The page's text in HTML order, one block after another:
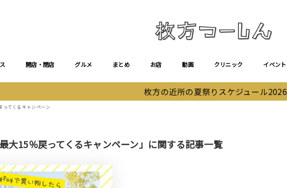
開店・閉店 グルメ まとめ お店 動画 クリニック イベント
枚方の近所の夏祭りスケジュール2026
ってくるキャンペーン
大15％戻ってくるキャンペーン」に関する記事一覧